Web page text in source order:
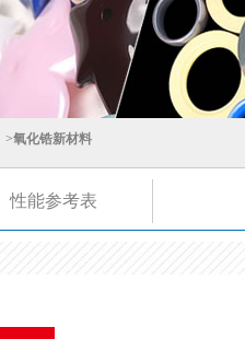
>氧化锆新材料
性能参考表